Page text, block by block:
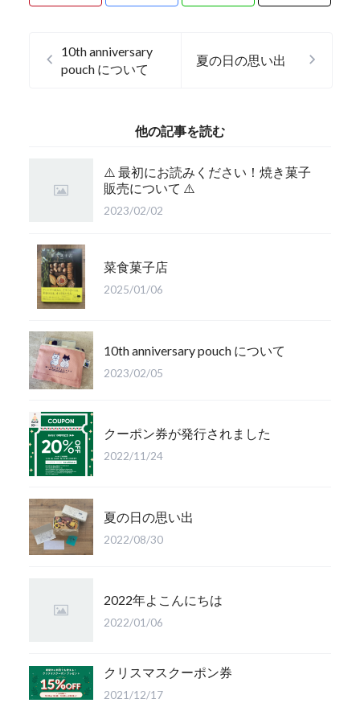
10th anniversary
pouch について
夏の日の思い出
他の記事を読む
⚠️ 最初にお読みください！焼き菓子
販売について ⚠️
2023/02/02
菜食菓子店
2025/01/06
10th anniversary pouch について
2023/02/05
クーポン券が発行されました
2022/11/24
夏の日の思い出
2022/08/30
2022年よこんにちは
2022/01/06
クリスマスクーポン券
2021/12/17